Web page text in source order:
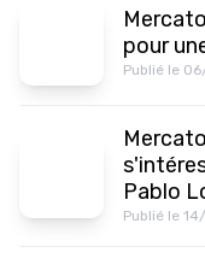
pour
Publié le
Pablo
Publié le